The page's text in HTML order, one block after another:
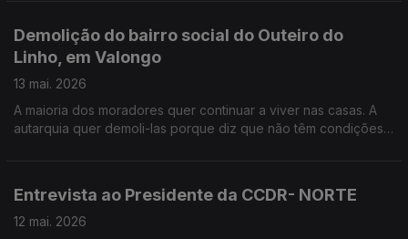
Demolição do bairro social do Outeiro do
Linho, em Valongo
13 mai. 2026
A maioria dos moradores quer continuar a viver nas casas. A
autarquia quer demoli-las porque diz que não têm condições
Entrevista ao Presidente da CCDR- NORTE
12 mai. 2026